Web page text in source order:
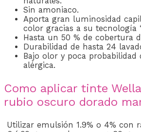
Sin amoniaco.
Aporta gran luminosidad
color gracias a su tecnología
Hasta un 50 % de cobertura
Durabilidad de hasta 24
Bajo olor y poca probabilidad
alérgica.
Como aplicar tinte
rubio oscuro dorado
Utilizar emulsión 1.9% o 4% con